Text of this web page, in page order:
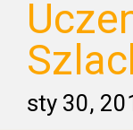
sty 30,